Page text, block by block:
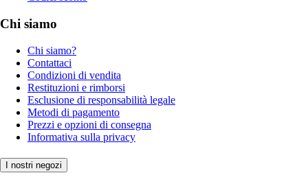
Chi siamo
Chi siamo?
Contattaci
Condizioni di vendita
Restituzioni e rimborsi
Esclusione di responsabilità legale
Metodi di pagamento
Prezzi e opzioni di consegna
Informativa sulla privacy
I nostri negozi